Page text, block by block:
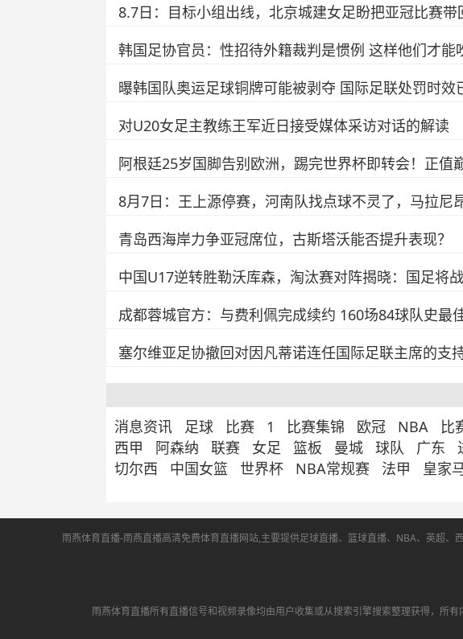
8.7日：目标小组出线，北京城建女足盼把亚冠比赛带
韩国足协官员：性招待外籍裁判是惯例 这样他们才能
曝韩国队奥运足球铜牌可能被剥夺 国际足联处罚时效
对U20女足主教练王军近日接受媒体采访对话的解读
阿根廷25岁国脚告别欧洲，踢完世界杯即转会！正值
8月7日：王上源停赛，河南队找点球不灵了，马拉尼
青岛西海岸力争亚冠席位，古斯塔沃能否提升表现？
中国U17逆转胜勒沃库森，淘汰赛对阵揭晓：国足将
成都蓉城官方：与费利佩完成续约 160场84球队史最
塞尔维亚足协撤回对因凡蒂诺连任国际足联主席的支
消息资讯 足球 比赛 1 比赛集锦 欧冠 NBA 比
西甲
阿森纳 联赛 女足 篮板 曼城 球队 广东
切尔西
中国女篮 世界杯 NBA常规赛 法甲 皇家
雨燕体育直播-雨燕直播高清免费体育直播网站,主要提供足球直播、篮球直播、NBA、英超
雨燕体育直播所有直播信号和视频录像均由用户收集或从搜索引擎搜索整理获得，所